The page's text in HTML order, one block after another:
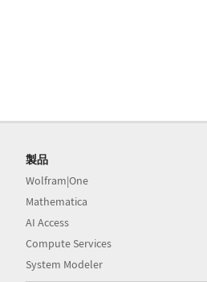
製品
Wolfram|One
Mathematica
AI Access
Compute Services
System Modeler